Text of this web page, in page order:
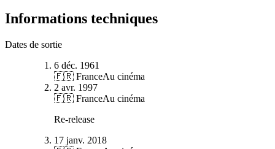
Informations techniques
Dates de sortie
6 déc. 1961
🇫🇷 FranceAu cinéma
2 avr. 1997
🇫🇷 FranceAu cinéma
Re-release
17 janv. 2018